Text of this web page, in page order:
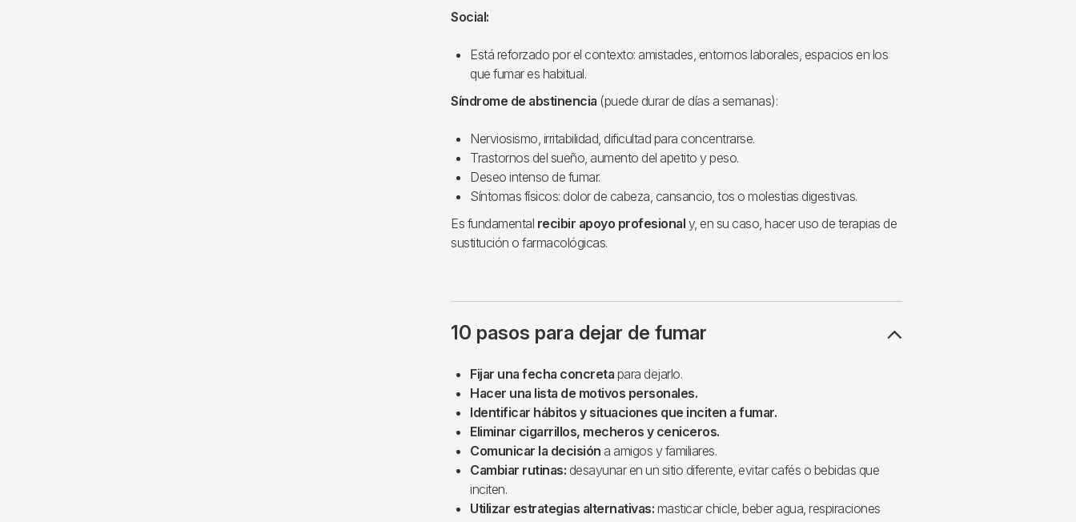
Social:
Está reforzado por el contexto: amistades, entornos laborales, espacios en los
que fumar es habitual.
Síndrome de abstinencia (puede durar de días a semanas):
Nerviosismo, irritabilidad, dificultad para concentrarse.
Trastornos del sueño, aumento del apetito y peso.
Deseo intenso de fumar.
Síntomas físicos: dolor de cabeza, cansancio, tos o molestias digestivas.
Es fundamental recibir apoyo profesional y, en su caso, hacer uso de terapias de
sustitución o farmacológicas.
10 pasos para dejar de fumar
Fijar una fecha concreta para dejarlo.
Hacer una lista de motivos personales.
Identificar hábitos y situaciones que inciten a fumar.
Eliminar cigarrillos, mecheros y ceniceros.
Comunicar la decisión a amigos y familiares.
Cambiar rutinas: desayunar en un sitio diferente, evitar cafés o bebidas que
inciten.
Utilizar estrategias alternativas: masticar chicle, beber agua, respiraciones